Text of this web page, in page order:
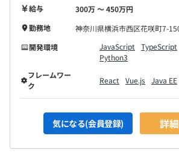
給与
300万 〜 450万円
勤務地
神奈川県横浜市西区花咲町7-
開発環境
JavaScript TypeScript
Python3
フレームワー
ク
React Vue.js Java EE
気になる(会員登録) 詳